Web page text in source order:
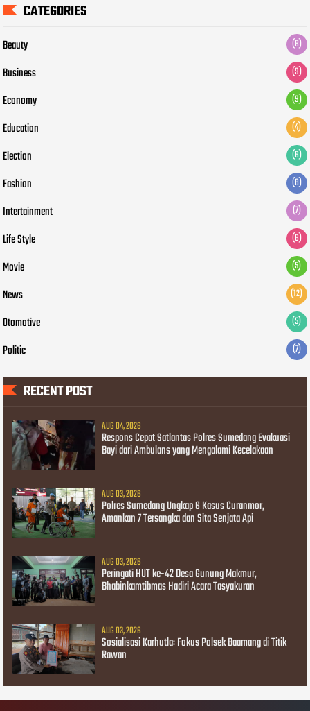
CATEGORIES
Beauty (8)
Business (9)
Economy (9)
Education (4)
Election (6)
Fashion (8)
Intertainment (7)
Life Style (6)
Movie (5)
News (12)
Otomotive (5)
Politic (7)
RECENT POST
AUG 04, 2026
Respons Cepat Satlantas Polres Sumedang Evakuasi
Bayi dari Ambulans yang Mengalami Kecelakaan
AUG 03, 2026
Polres Sumedang Ungkap 6 Kasus Curanmor,
Amankan 7 Tersangka dan Sita Senjata Api
AUG 03, 2026
Peringati HUT ke-42 Desa Gunung Makmur,
Bhabinkamtibmas Hadiri Acara Tasyakuran
AUG 03, 2026
Sosialisasi Karhutla: Fokus Polsek Baamang di Titik
Rawan